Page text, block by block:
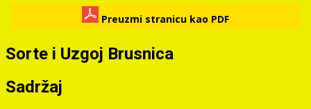
Preuzmi stranicu kao PDF
Sorte i Uzgoj Brusnica
Sadržaj